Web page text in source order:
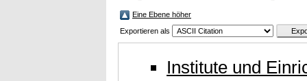
Eine Ebene höher
Exportieren als
Institute und